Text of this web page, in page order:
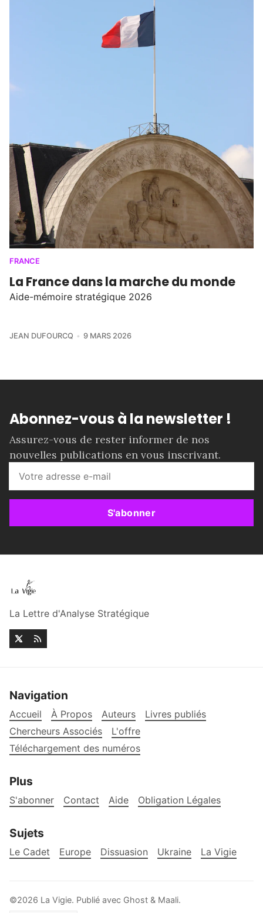
FRANCE
La France dans la marche du monde
Aide-mémoire stratégique 2026
JEAN DUFOURCQ 9 MARS 2026
Abonnez-vous à la newsletter !
Assurez-vous de rester informer de nos
nouvelles publications en vous inscrivant.
S'abonner
La Lettre d'Analyse Stratégique
Navigation
Accueil À Propos Auteurs
Livres publiés
Chercheurs Associés
L'offre
Téléchargement des numéros
Plus
S'abonner Contact Aide Obligation Légales
Sujets
Le Cadet Europe Dissuasion Ukraine La Vigie
©2026 La Vigie. Publié avec Ghost & Maali.